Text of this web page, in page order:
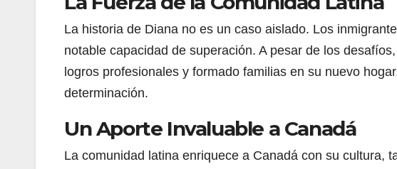
La historia de Diana no es un caso aislado. Los
notable capacidad de superación. A pesar de los
logros profesionales y formado familias en su nuevo
determinación.
Un Aporte Invaluable a Canadá
La comunidad latina enriquece a Canadá con su cultura,